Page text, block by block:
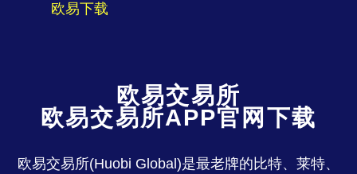
欧易下载
欧易交易所
欧易交易所APP官网下载
欧易交易所(Huobi Global)是最老牌的比特、莱特、